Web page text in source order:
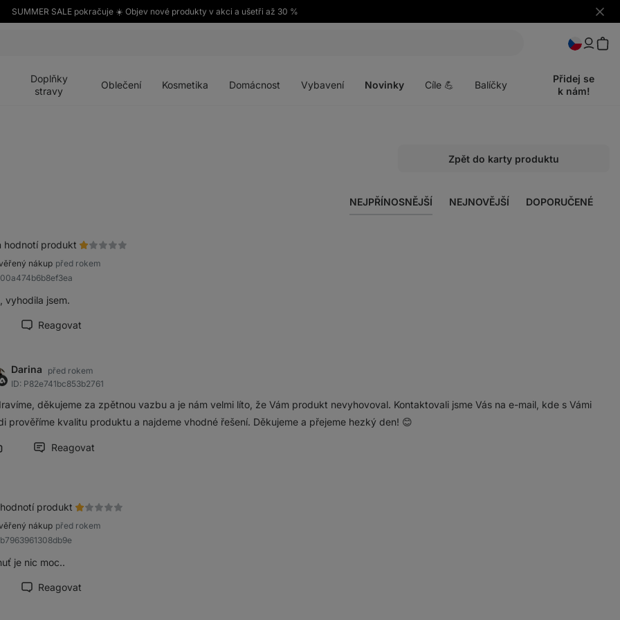
SUMMER SALE pokračuje ☀️ Objev nové produkty v akci a ušetři až 30 %
Skrýt
Doplňky
stravy
Oblečení Kosmetika Domácnost Vybavení Novinky Cíle 💪 Balíčky
Přidej se
k nám!
Zpět do karty produktu
NEJPŘÍNOSNĚJŠÍ NEJNOVĚJŠÍ DOPORUČENÉ
hodnotí produkt
nákup před rokem
vyhodila jsem.
recenzi jako přínosnou
Reagovat
Darina
před rokem
ID: P82e741bc853b2761
děkujeme za zpětnou vazbu a je nám velmi líto, že Vám produkt nevyhovoval. Kontaktovali jsme Vás na e-mail, kde s Vámi
prověříme kvalitu produktu a najdeme vhodné řešení. Děkujeme a přejeme hezký den! 😊
příspěvek jako přínosný
Reagovat
hodnotí produkt
nákup před rokem
je nic moc..
recenzi jako přínosnou
Reagovat